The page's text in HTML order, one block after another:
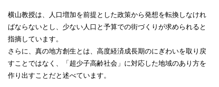
横山教授は、人口増加を前提とした政策から発想を転換しなけれ
ばならないとし、少ない人口と予算での街づくりが求められると
指摘しています。
さらに、真の地方創生とは、高度経済成長期のにぎわいを取り戻
すことではなく、「超少子高齢社会」に対応した地域のあり方を
作り出すことだと述べています。